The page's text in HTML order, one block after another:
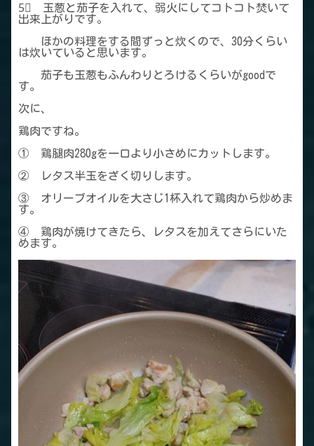
5⃣ 玉葱と茄子を入れて、弱火にしてコトコト焚いて
出来上がりです。
ほかの料理をする間ずっと炊くので、30分くらい
は炊いていると思います。
茄子も玉葱もふんわりとろけるくらいがgoodで
す。
次に、
鶏肉ですね。
① 鶏腿肉280gを一口より小さめにカットします。
② レタス半玉をざく切りします。
③ オリーブオイルを大さじ1杯入れて鶏肉から炒めま
す。
④ 鶏肉が焼けてきたら、レタスを加えてさらにいた
めます。